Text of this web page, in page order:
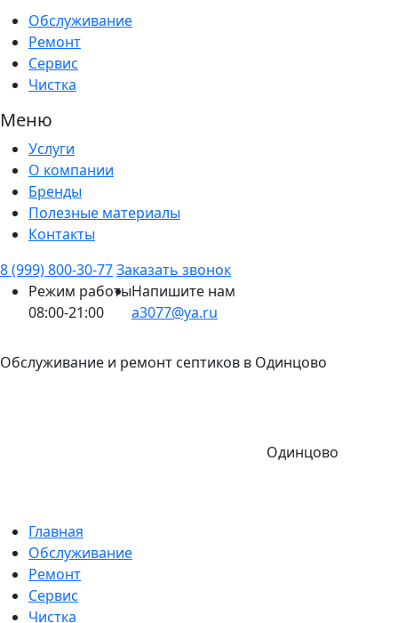
Обслуживание
Ремонт
Сервис
Чистка
Меню
Услуги
О компании
Бренды
Полезные материалы
Контакты
8 (999) 800-30-77Заказать звонок
Режим работы
08:00-21:00
Напишите нам
a3077@ya.ru
Обслуживание и ремонт септиков в Одинцово
Одинцово
Главная
Обслуживание
Ремонт
Сервис
Чистка